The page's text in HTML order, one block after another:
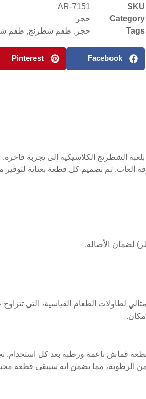
SKU
AR-7151
Category
حجر
Tags
حجر , طقم شطرنج, طقم
Facebook
Pinterest
الشطرنج الكلاسيكية إلى تجربة فاخرة.
ألعاب. تم تصميم كل قطعة بعناية
لضمان الأصالة.
ناعمة ورطبة بعد كل استخدام. تجنب
الرطوبة، مما يضمن أنه سيبقى قطعة